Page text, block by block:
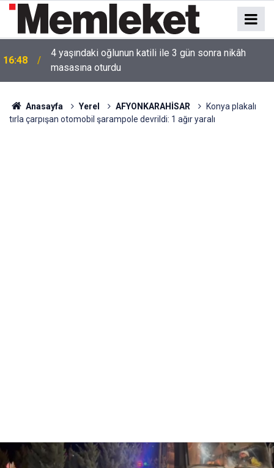
16:44 Mahallede korku dolu anlar: Gaz hattı delindi
Anasayfa Yerel AFYONKARAHİSAR
Konya plakalı
tırla çarpışan otomobil şarampole devrildi: 1 ağır yaralı